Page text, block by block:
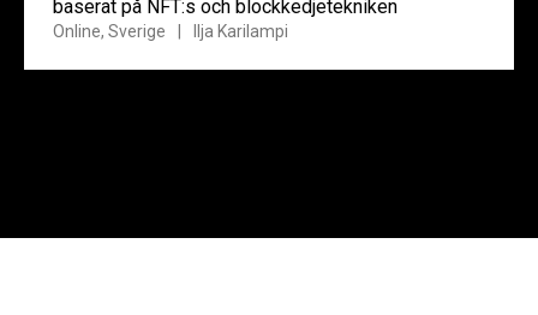
baserat på NFT:s och blockkedjetekniken
Online, Sverige Ilja Karilampi